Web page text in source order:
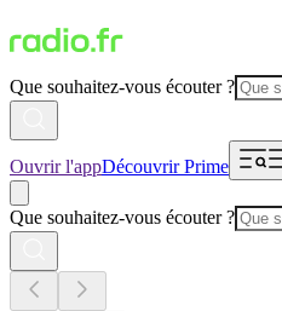
Que souhaitez-vous écouter ?
Ouvrir l'appDécouvrir Prime
Que souhaitez-vous écouter ?